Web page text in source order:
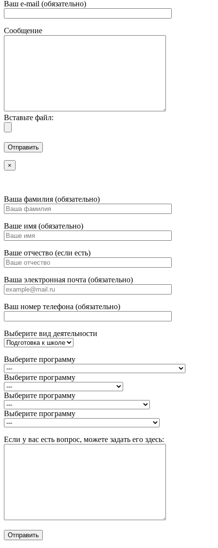
Ваш e-mail (обязательно)
Сообщение
Вставьте файл:
×
Ваша фамилия (обязательно)
Ваше имя (обязательно)
Ваше отчество (если есть)
Ваша электронная почта (обязательно)
Ваш номер телефона (обязательно)
Выберите вид деятельности
Выберите программу
Выберите программу
Выберите программу
Выберите программу
Если у вас есть вопрос, можете задать его здесь: